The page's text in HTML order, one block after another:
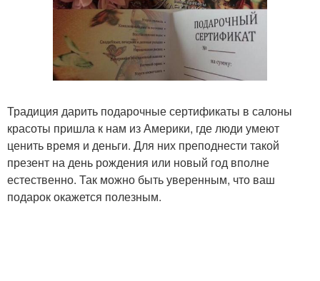
Традиция дарить подарочные сертификаты в салоны
красоты пришла к нам из Америки, где люди умеют
ценить время и деньги. Для них преподнести такой
презент на день рождения или новый год вполне
естественно. Так можно быть уверенным, что ваш
подарок окажется полезным.